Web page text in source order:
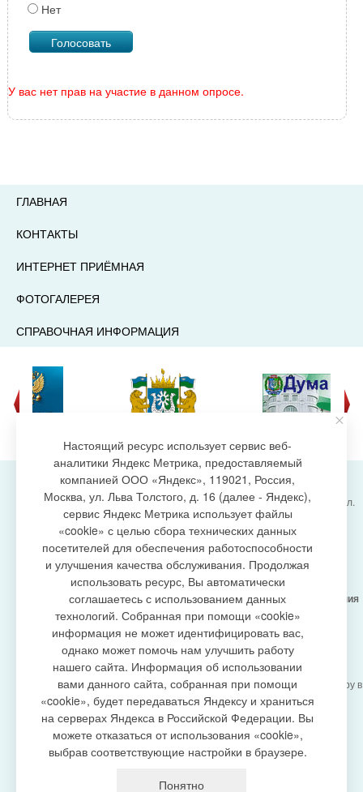
Нет
У вас нет прав на участие в данном опросе.
ГЛАВНАЯ
КОНТАКТЫ
ИНТЕРНЕТ ПРИЁМНАЯ
ФОТОГАЛЕРЕЯ
СПРАВОЧНАЯ ИНФОРМАЦИЯ
создание сайта
Администрация городского поселения Излучинск, ул.
Энергетиков, 6, пгт. Излучинск, Нижневартовский
район,
Ханты-Мансийский автономный округ-Югра
(Тюменская область), 628634
Сетевое изданиеhttps://www.gp-izluchinsk.ru
16+
Учредитель -Администрация городского поселения
Излучинск
Главный редактор - Бурич Денис Ярославович
Телефон/факс: (3466) 28-13-77 , e-mail:
admizl@rambler.ru
Сетевое изданиеhttps://www.gp-izluchinsk.ru
зарегистрировано Федеральной службой по надзору в
сфере связи,
информационных технологий и массовых
коммуникаций (Роскомнадзор), регистрационный
номер СМИ
ЭЛ № ФС77-87353 от 27.04.2024
персональных данных
Настоящий ресурс использует сервис веб-
аналитики Яндекс Метрика, предоставляемый
компанией ООО «Яндекс», 119021, Россия,
Москва, ул. Льва Толстого, д. 16 (далее - Яндекс),
сервис Яндекс Метрика использует файлы
«cookie» с целью сбора технических данных
посетителей для обеспечения работоспособности
и улучшения качества обслуживания. Продолжая
использовать ресурс, Вы автоматически
соглашаетесь с использованием данных
технологий. Собранная при помощи «cookie»
информация не может идентифицировать вас,
однако может помочь нам улучшить работу
нашего сайта. Информация об использовании
вами данного сайта, собранная при помощи
«cookie», будет передаваться Яндексу и храниться
на серверах Яндекса в Российской Федерации. Вы
можете отказаться от использования «cookie»,
выбрав соответствующие настройки в браузере.
Понятно